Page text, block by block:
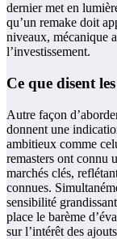
dernier met en
qu’un remake doit
niveaux, mécanique
l’investissement.
Ce que disent
Autre façon
donnent une
ambitieux comme
remasters ont connu
marchés clés,
connues.
sensibilité
place le barème
sur l’intérêt des